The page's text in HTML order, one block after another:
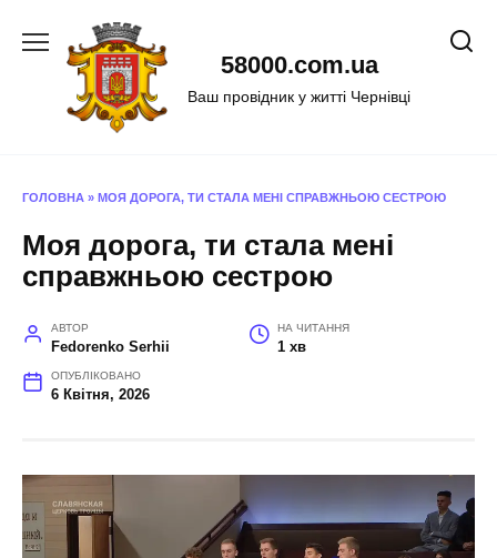
58000.com.ua
Ваш провідник у житті Чернівці
ГОЛОВНА » МОЯ ДОРОГА, ТИ СТАЛА МЕНІ СПРАВЖНЬОЮ СЕСТРОЮ
Моя дорога, ти стала мені
справжньою сестрою
АВТОР
Fedorenko Serhii
НА ЧИТАННЯ
1 хв
ОПУБЛІКОВАНО
6 Квітня, 2026